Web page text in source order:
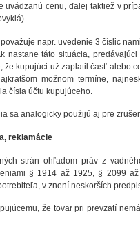
uvádzanú cenu, ďalej taktiež v
napr. uvedenie 3 číslic
nastane táto situácia,
že kupujúci už zaplatil časť alebo
možnom termíne,
čísla účtu kupujúceho.
sa analogicky použijú aj pre
reklamácie
strán ohľadom práv z
§ 1914 až 1925, § 2099
v znení neskorších
že tovar pri prevzatí